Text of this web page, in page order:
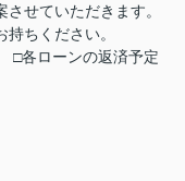
せていただきます。
ちください。
ローンの返済予定